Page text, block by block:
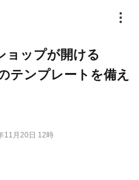
11月20日 12時
ョップが開ける
テンプレートを備え